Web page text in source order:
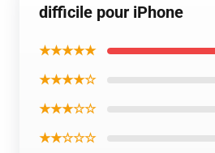
difficile pour iPhone
★★★★★
★★★★☆
★★★☆☆
★★☆☆☆